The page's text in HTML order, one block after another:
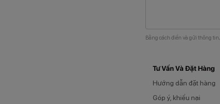
Bằng cách điền và gửi thông
Tư Vấn Và Đặt Hàng
Hướng dẫn đặt hàng
Góp ý, khiếu nại